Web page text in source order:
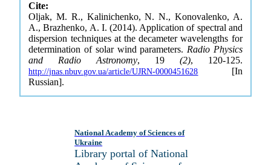
Cite:
Oljak, M. R., Kalinichenko, N. N., Konovalenko, A.
A., Brazhenko, A. I. (2014). Application of spectral and
dispersion techniques at the decameter wavelengths for
determination of solar wind parameters. Radio Physics
and Radio Astronomy, 19 (2), 120-125.
http://jnas.nbuv.gov.ua/article/UJRN-0000451628 [In
Russian].
National Academy of Sciences of
Ukraine
Library portal of National